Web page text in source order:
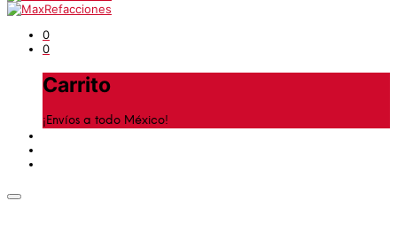
0
0
Carrito
¡Envíos a todo México!